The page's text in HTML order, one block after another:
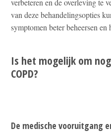
verbeteren en de overleving te
van deze behandelingsopties
symptomen beter beheersen
Is het mogelijk om
COPD?
De medische vooruitgang